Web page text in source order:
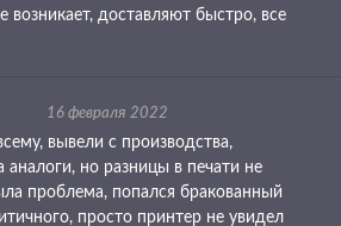
возникает, доставляют быстро, все
16 февраля 2022
вывели с производства,
но разницы в печати не
проблема, попался бракованный
просто принтер не увидел